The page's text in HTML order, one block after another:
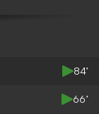
84’
66’